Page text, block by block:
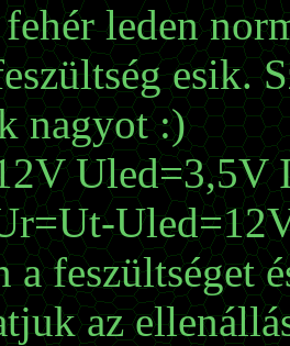
leden
esik.
nagyot :)
Uled=3,5V
a feszültséget
az